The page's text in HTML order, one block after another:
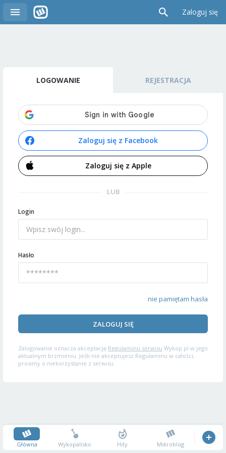
Zaloguj się
LOGOWANIE REJESTRACJA
Zaloguj się z Facebook
Zaloguj się z Apple
LUB
Login
Hasło
nie pamiętam hasła
ZALOGUJ SIĘ
Zalogowanie oznacza akceptację Regulaminu serwisu Wykop.pl w jego
aktualnym brzmieniu. Jeśli nie akceptujesz Regulaminu w całości,
prosimy o niekorzystanie z serwisu.
Główna Wykopalisko Hity Mikroblog